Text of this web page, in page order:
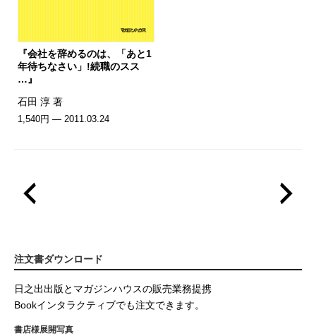
『会社を辞めるのは、「あと1
年待ちなさい」!続職のスス
…』
石田 淳 著
1,540円 — 2011.03.24
注文書ダウンロード
日之出出版とマガジンハウスの販売業務提携
Bookインタラクティブでも注文できます。
書店様展開写真